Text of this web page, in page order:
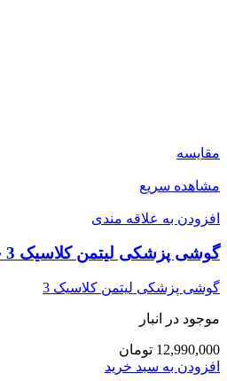
مقایسه
مشاهده سریع
افزودن به علاقه مندی
گوشی پزشکی لیتمن کلاسیک 3 خاکستری 5621
گوشی پزشکی لیتمن کلاسیک 3
موجود در انبار
12,990,000 تومان
افزودن به سبد خرید